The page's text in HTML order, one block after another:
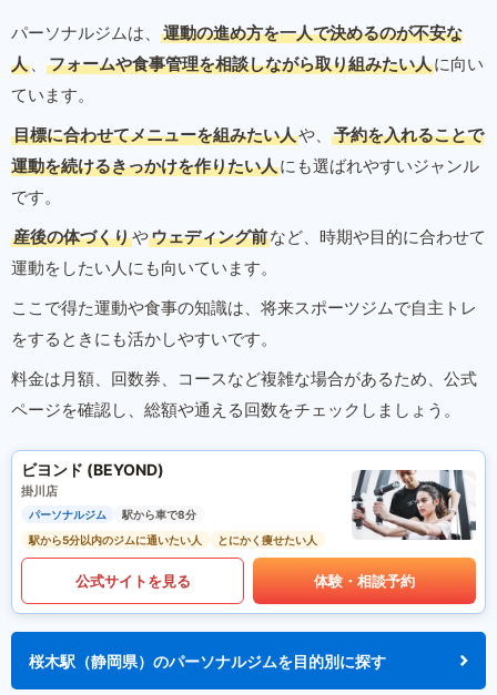
パーソナルジムは、
運動の進め方を一人で決めるのが不安な
人 、 フォームや食事管理を相談しながら取り組みたい人に向い
ています。
目標に合わせてメニューを組みたい人や、
予約を入れることで
運動を続けるきっかけを作りたい人にも選ばれやすいジャンル
です。
産後の体づくりやウェディング前など、時期や目的に合わせて
運動をしたい人にも向いています。
ここで得た運動や食事の知識は、将来スポーツジムで自主トレ
をするときにも活かしやすいです。
料金は月額、回数券、コースなど複雑な場合があるため、公式
ページを確認し、総額や通える回数をチェックしましょう。
ビヨンド (BEYOND)
掛川店
パーソナルジム
駅から車で8分
駅から5分以内のジムに通いたい人
とにかく痩せたい人
公式サイトを見る 体験・相談予約
桜木駅（静岡県）のパーソナルジムを目的別に探す